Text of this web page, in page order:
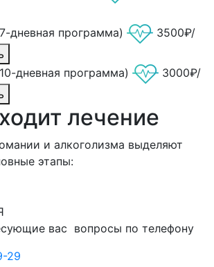
дневная программа)
3500₽/
дневная программа)
3000₽/
лечение
и алкоголизма выделяют
этапы:
вас вопросы по телефону
29